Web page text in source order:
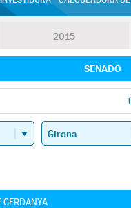
2015
SENADO
CERDANYA